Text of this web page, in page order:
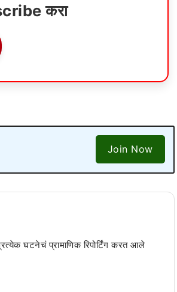
करा
Join Now
घटनेचं प्रामाणिक रिपोर्टिंग करत आले